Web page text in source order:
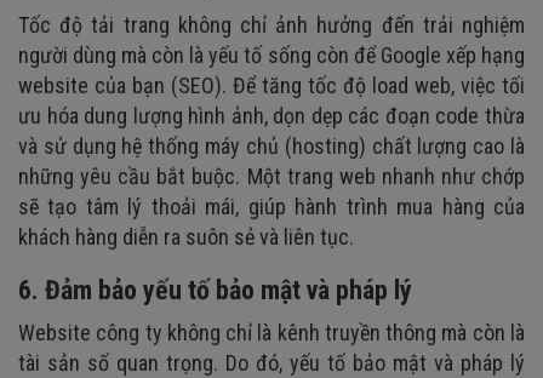
Tốc độ tải trang không chỉ ảnh hưởng đến trải nghiệm
người dùng mà còn là yếu tố sống còn để Google xếp hạng
website của bạn (SEO). Để tăng tốc độ load web, việc tối
ưu hóa dung lượng hình ảnh, dọn dẹp các đoạn code thừa
và sử dụng hệ thống máy chủ (hosting) chất lượng cao là
những yêu cầu bắt buộc. Một trang web nhanh như chớp
sẽ tạo tâm lý thoải mái, giúp hành trình mua hàng của
khách hàng diễn ra suôn sẻ và liên tục.
6. Đảm bảo yếu tố bảo mật và pháp lý
Website công ty không chỉ là kênh truyền thông mà còn là
tài sản số quan trọng. Do đó, yếu tố bảo mật và pháp lý